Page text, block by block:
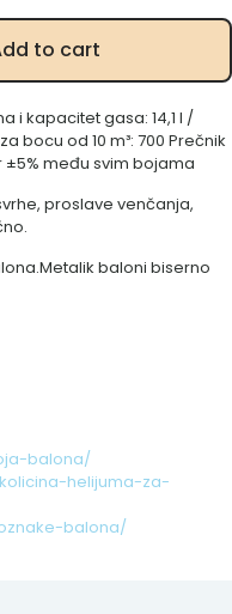
to cart
i kapacitet gasa: 14,1 l /
bocu od 10 m³: 700 Prečnik
među svim bojama
proslave venčanja,
baloni biserno
balona/
helijuma-za-
balona/